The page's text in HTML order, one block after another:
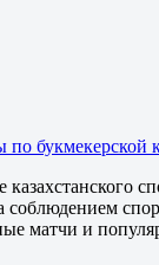
Л
букмекерской
соблюдением
матчи и